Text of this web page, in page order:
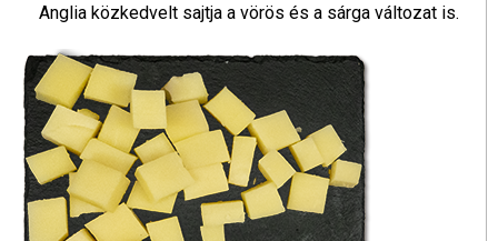
Anglia közkedvelt sajtja a vörös és a sárga változat is.